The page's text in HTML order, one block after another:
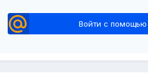
Войти с помощью